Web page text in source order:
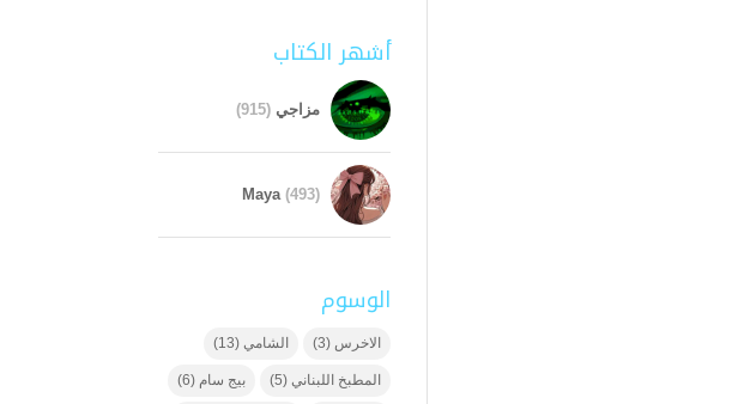
أشهر الكتاب
مزاجي (915)
Maya (493)
الوسوم
الاخرس (3) الشامي (13)
المطبخ اللبناني (5) بيج سام (6)